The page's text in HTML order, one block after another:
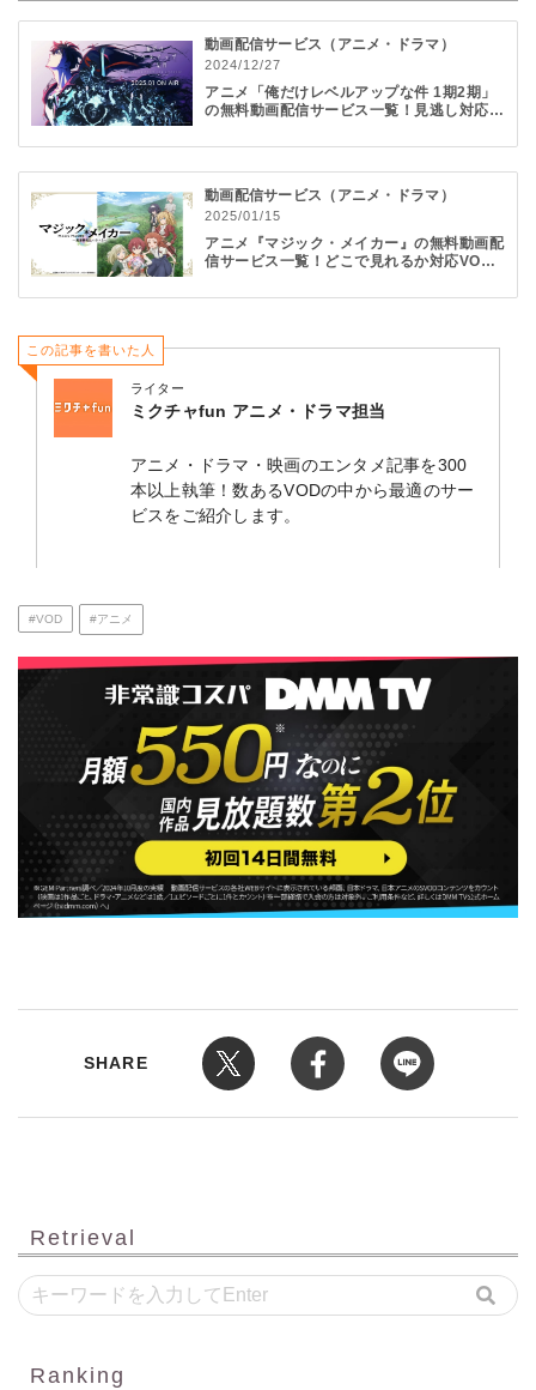
動画配信サービス（アニメ・ドラマ）
2024/12/27
アニメ「俺だけレベルアップな件 1期2期」
の無料動画配信サービス一覧！見逃し対応V
動画配信サービス（アニメ・ドラマ）
2025/01/15
アニメ『マジック・メイカー』の無料動画配
信サービス一覧！どこで見れるか対応VOD
この記事を書いた人
ライター
ミクチャfun アニメ・ドラマ担当
アニメ・ドラマ・映画のエンタメ記事を300
本以上執筆！数あるVODの中から最適のサー
ビスをご紹介します。
#VOD #アニメ
SHARE
Retrieval
Ranking